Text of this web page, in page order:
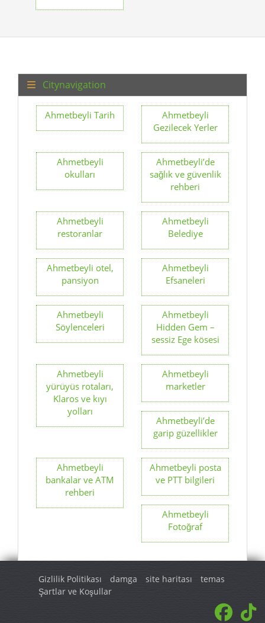
Ahmetbeyli
okulları
Ahmetbeyli’de
sağlık ve güvenlik
rehberi
Ahmetbeyli
restoranlar
Ahmetbeyli
Belediye
pansiyon
Ahmetbeyli
Efsaneleri
Ahmetbeyli
Söylenceleri
Ahmetbeyli
Hidden Gem –
sessiz Ege kösesi
Ahmetbeyli
yürüyüs rotaları,
Klaros ve kıyı
Ahmetbeyli
marketler
Ahmetbeyli’de
garip güzellikler
Ahmetbeyli
bankalar ve ATM
rehberi
Ahmetbeyli posta
ve PTT bilgileri
Ahmetbeyli
Fotoğraf
site haritası
temas
© 2026 Turkey Regional. Tüm hakları saklıdır.